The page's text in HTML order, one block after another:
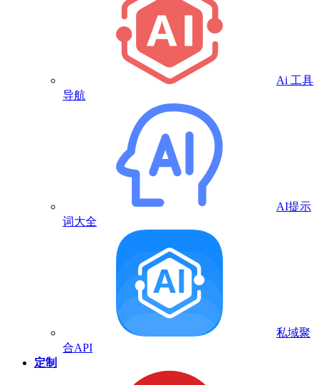
Ai 工具
导航
AI提示
词大全
私域聚
合API
定制